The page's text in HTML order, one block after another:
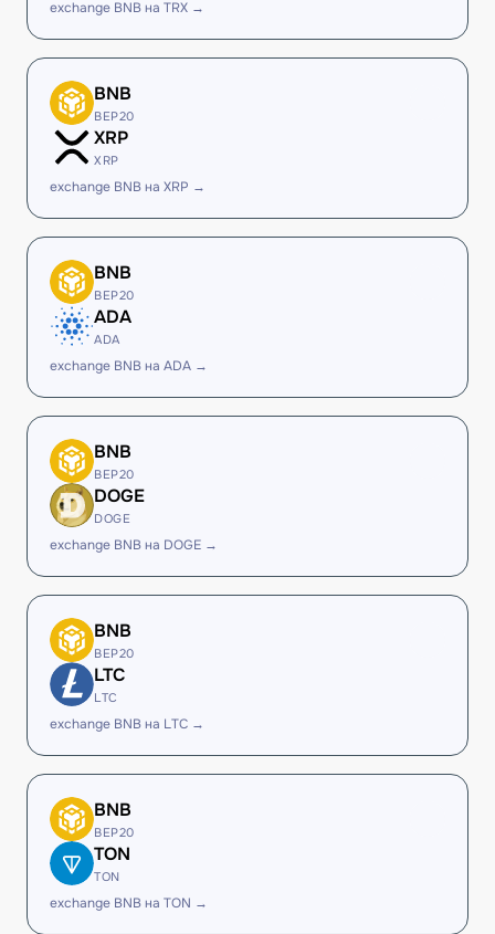
exchange BNB на TRX →
BNB
BEP20
XRP
XRP
exchange BNB на XRP →
BNB
BEP20
ADA
ADA
exchange BNB на ADA →
BNB
BEP20
DOGE
DOGE
exchange BNB на DOGE →
BNB
BEP20
LTC
LTC
exchange BNB на LTC →
BNB
BEP20
TON
TON
exchange BNB на TON →